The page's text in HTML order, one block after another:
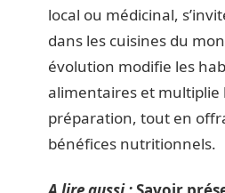
local ou médicinal,
dans les cuisines du
évolution modifie les
alimentaires et multiplie
préparation, tout en
bénéfices nutritionnels.